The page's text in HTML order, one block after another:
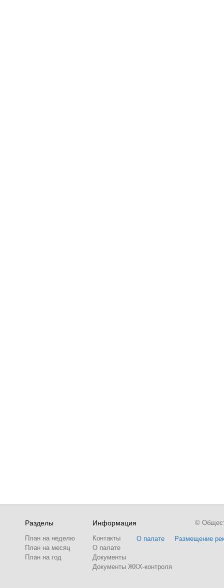
Разделы
План на неделю
План на месяц
План на год
Информация
Контакты
О палате
Документы
Документы ЖКХ-контроля
О палате Размещение
©